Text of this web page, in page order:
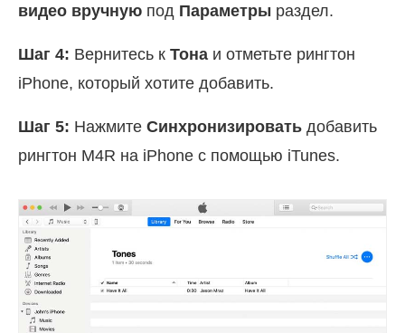
видео вручную под Параметры раздел.
Шаг 4: Вернитесь к Тона и отметьте рингтон
iPhone, который хотите добавить.
Шаг 5: Нажмите Синхронизировать добавить
рингтон M4R на iPhone с помощью iTunes.